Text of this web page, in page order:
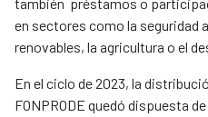
en sectores como la seguridad
renovables, la agricultura o el
En el ciclo de 2023, la
FONPRODE quedó dispuesta